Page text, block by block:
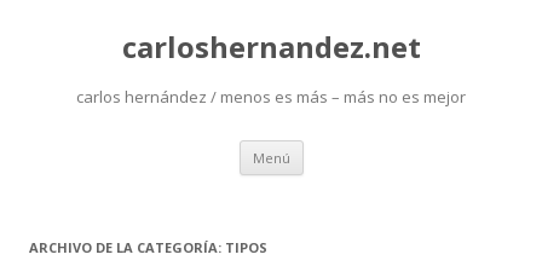
carloshernandez.net
carlos hernández / menos es más – más no es mejor
Menú Saltar
contenido
ARCHIVO DE LA CATEGORÍA: TIPOS